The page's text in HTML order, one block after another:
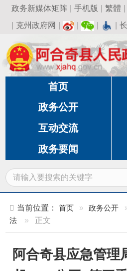
政务新媒体矩阵 | 手机版 繁體 | 中
克州政府网 | | | 长者版
首页
政务公开
互动交流
政务要闻
法
» 正文
阿合奇县应急管理局
机、一公开”第三季
果公示